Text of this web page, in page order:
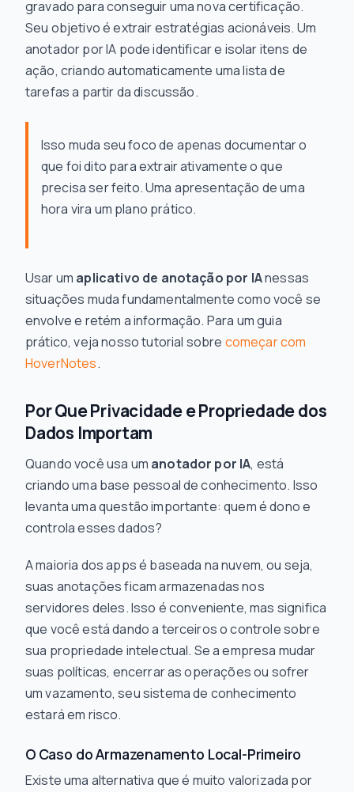
gravado para conseguir uma nova certificação.
Seu objetivo é extrair estratégias acionáveis. Um
anotador por IA pode identificar e isolar itens de
ação, criando automaticamente uma lista de
tarefas a partir da discussão.
Isso muda seu foco de apenas documentar o
que foi dito para extrair ativamente o que
precisa ser feito. Uma apresentação de uma
hora vira um plano prático.
Usar um aplicativo de anotação por IAnessas
situações muda fundamentalmente como você se
envolve e retém a informação. Para um guia
prático, veja nosso tutorial sobre começar com
HoverNotes.
Por Que Privacidade e Propriedade dos
Dados Importam
Quando você usa um anotador por IA, está
criando uma base pessoal de conhecimento. Isso
levanta uma questão importante: quem é dono e
controla esses dados?
A maioria dos apps é baseada na nuvem, ou seja,
suas anotações ficam armazenadas nos
servidores deles. Isso é conveniente, mas significa
que você está dando a terceiros o controle sobre
sua propriedade intelectual. Se a empresa mudar
suas políticas, encerrar as operações ou sofrer
um vazamento, seu sistema de conhecimento
estará em risco.
O Caso do Armazenamento Local-Primeiro
Existe uma alternativa que é muito valorizada por